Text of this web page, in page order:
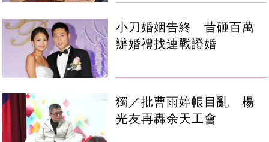
小刀婚姻告終 昔砸百萬
辦婚禮找連戰證婚
獨／批曹雨婷帳目亂 楊
光友再轟余天工會